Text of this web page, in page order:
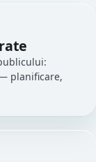
planificare,